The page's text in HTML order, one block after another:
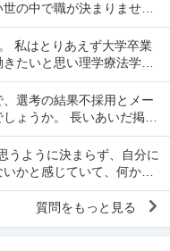
の中で職が決まりませ
むなく無...
私はとりあえず大学卒業
たいと思い理学療法学科
ベーションだ...
選考の結果不採用とメー
ょうか。 長いあいだ掲載
うように決まらず、自分に
かと感じていて、何かの
います。 ...
質問をもっと見る